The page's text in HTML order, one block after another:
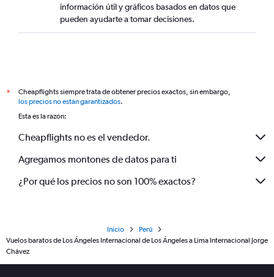
información útil y gráficos basados en datos que
pueden ayudarte a tomar decisiones.
*
Cheapflights siempre trata de obtener precios exactos, sin embargo,
los precios no están garantizados.
Esta es la razón:
Cheapflights no es el vendedor.
Agregamos montones de datos para ti
¿Por qué los precios no son 100% exactos?
Inicio
Perú
Vuelos baratos de Los Ángeles Internacional de Los Ángeles a Lima Internacional Jorge
Chávez